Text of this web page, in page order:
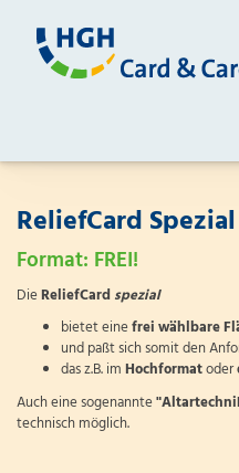
ReliefCard Spezial
Format: FREI!
DieReliefCardspezial
bietet einefrei wählbare
und paßt sich somit den
das z.B. imHochformatoder
Auch eine sogenannte
technisch möglich.